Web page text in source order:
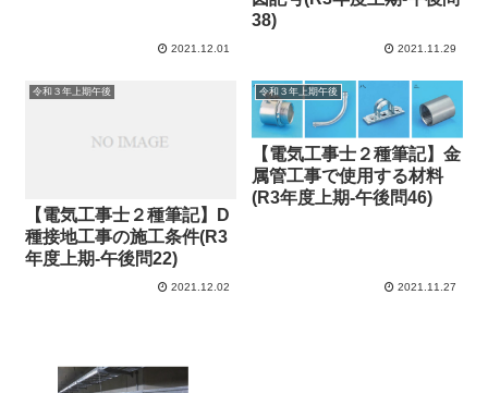
2021.12.01
38)
2021.11.29
令和３年上期午後
【電気工事士２種筆記】D
種接地工事の施工条件(R3
年度上期-午後問22)
2021.12.02
令和３年上期午後
【電気工事士２種筆記】金
属管工事で使用する材料
(R3年度上期-午後問46)
2021.11.27